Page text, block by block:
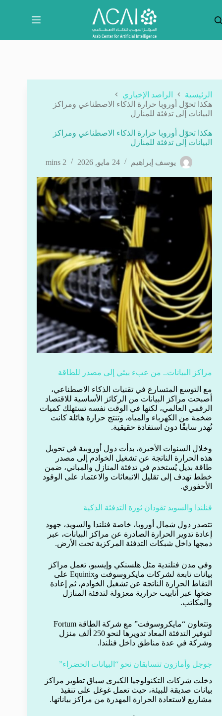
المحتوى
الرئيسية
الراصد الإخباري
هكذا تحوّل أوروبا حرارة الذكاء الاصطناعي ومراكز
البيانات إلى تدفئة للمنازل
هكذا تحوّل أوروبا حرارة الذكاء الاصطناعي ومراكز
البيانات إلى تدفئة للمنازل
يوسف إبراهيم 24 مايو, 2026 2 mins
مراكز البيانات.. من عبء بيئي إلى مصدر للطاقة
مع التوسع المتسارع في تقنيات الذكاء الاصطناعي،
أصبحت مراكز البيانات من الركائز الأساسية للاقتصاد
الرقمي العالمي، لكنها في الوقت نفسه تستهلك كميات
ضخمة من الكهرباء والمياه، وتنتج حرارة هائلة كانت
تُهدر سابقًا دون استفادة حقيقية.
وخلال السنوات الأخيرة، بدأت دول أوروبية في تحويل
هذه الحرارة الناتجة عن تشغيل الخوادم إلى مصدر
طاقة بديل يُستخدم في تدفئة المنازل والمباني، ضمن
خطط تهدف إلى تقليل الانبعاثات والاعتماد على الوقود
الأحفوري.
فنلندا والسويد تقودان ثورة التدفئة الذكية
تتصدر دول شمال أوروبا، خاصة فنلندا والسويد، جهود
إعادة تدوير الحرارة الصادرة عن مراكز البيانات، عبر
دمجها داخل شبكات التدفئة المركزية تحت الأرض.
وفي مدن فنلندية مثل هلسنكي وإيسبو، تعمل مراكز
بيانات تابعة لشركات مايكروسوفت وEquinix على
التقاط الحرارة الناتجة عن تشغيل الخوادم، ثم إعادة
ضخها عبر أنابيب حرارية معزولة لتدفئة المنازل
والمكاتب.
وتتعاون “مايكروسوفت” مع شركة الطاقة Fortum
لتوفير التدفئة المعاد تدويرها لنحو 250 ألف منزل
وشركة في عدة مناطق داخل فنلندا.
جوجل وأمازون تتسابقان نحو “البيانات الخضراء”
دخلت شركات التكنولوجيا الكبرى سباق تطوير مراكز
بيانات صديقة للبيئة، حيث تعمل غوغل على تنفيذ
مشاريع لاستعادة الحرارة المهدرة من مراكز بياناتها.